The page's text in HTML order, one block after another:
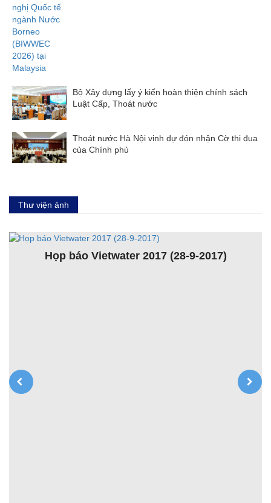
Bộ Xây dựng lấy ý kiến hoàn thiện chính sách
Luật Cấp, Thoát nước
Thoát nước Hà Nội vinh dự đón nhận Cờ thi đua
của Chính phủ
Thư viện ảnh
Họp báo Vietwater 2017 (28-9-2017)